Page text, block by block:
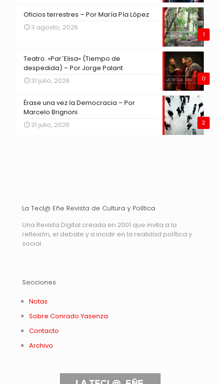
1
Oficios terrestres – Por María Pía López
3 agosto, 2026
0
Teatro. «Par´Elisa» (Tiempo de
despedida) – Por Jorge Palant
31 julio, 2026
2
Érase una vez la Democracia – Por
Marcelo Brignoni
31 julio, 2026
La Tecl@ Eñe Revista de Cultura y Política
Una Revista Digital creada en 2001 que invita a la
reflexión, el debate y a incidir en la realidad política y
social.
Secciones
Notas
Sobre Conrado Yasenza
Contacto
Archivo